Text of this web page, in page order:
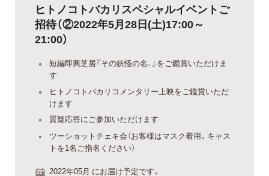
ヒトノコトバカリスペシャルイベントご
招待（②2022年5月28日(土)17:00～
21:00）
短編即興芝居『その妖怪の名、』をご鑑賞いただけま
す
ヒトノコトバカリコメンタリー上映をご鑑賞いただ
けます
質疑応答にご参加いただけます
ツーショットチェキ会（お客様はマスク着用。キャス
トを1名ご指名ください）
2022年05月 にお届け予定です。